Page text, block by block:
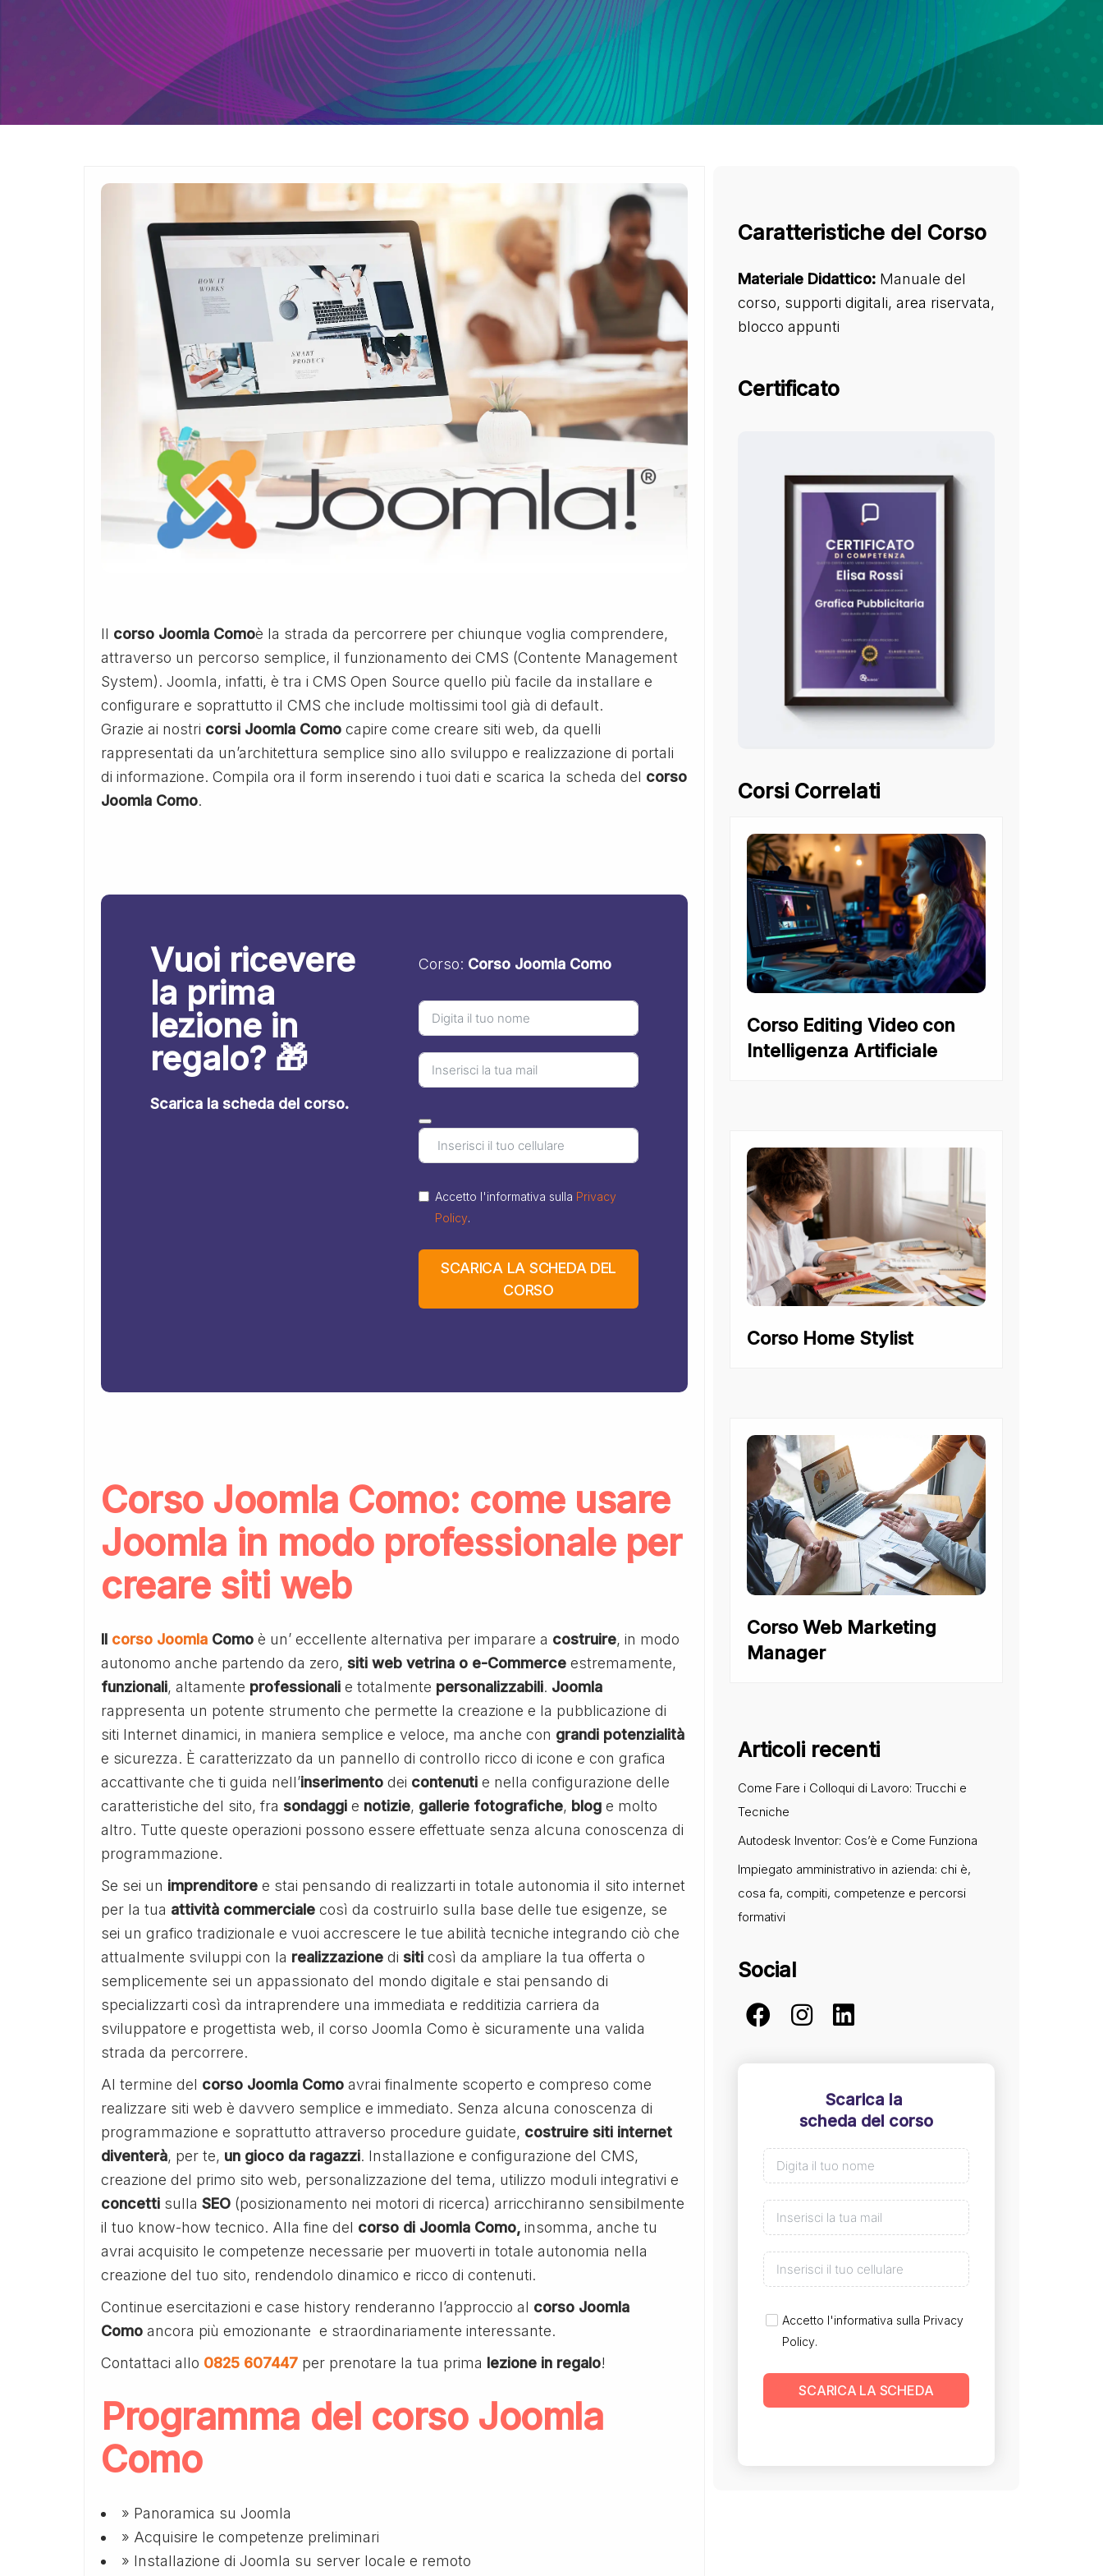
Il corso Joomla Comoè la strada da percorrere per chiunque voglia comprendere,
attraverso un percorso semplice, il funzionamento dei CMS (Contente Management
System). Joomla, infatti, è tra i CMS Open Source quello più facile da installare e
configurare e soprattutto il CMS che include moltissimi tool già di default.
Grazie ai nostri corsi Joomla Como capire come creare siti web, da quelli
rappresentati da un’architettura semplice sino allo sviluppo e realizzazione di portali
di informazione. Compila ora il form inserendo i tuoi dati e scarica la scheda del corso
Joomla Como.
Vuoi ricevere
la prima
lezione in
regalo? 🎁
Scarica la scheda del corso.
Corso: Corso Joomla Como
Accetto l'informativa sulla Privacy
Policy.
SCARICA LA SCHEDA DEL
CORSO
Corso Joomla Como: come usare
Joomla in modo professionale per
creare siti web
Il corso Joomla Como è un’ eccellente alternativa per imparare a costruire, in modo
autonomo anche partendo da zero, siti web vetrina o e-Commerce estremamente,
funzionali, altamente professionali e totalmente personalizzabili. Joomla
rappresenta un potente strumento che permette la creazione e la pubblicazione di
siti Internet dinamici, in maniera semplice e veloce, ma anche con grandi potenzialità
e sicurezza. È caratterizzato da un pannello di controllo ricco di icone e con grafica
accattivante che ti guida nell’inserimento dei contenuti e nella configurazione delle
caratteristiche del sito, fra sondaggi e notizie, gallerie fotografiche, blog e molto
altro. Tutte queste operazioni possono essere effettuate senza alcuna conoscenza di
programmazione.
Se sei un imprenditore e stai pensando di realizzarti in totale autonomia il sito internet
per la tua attività commerciale così da costruirlo sulla base delle tue esigenze, se
sei un grafico tradizionale e vuoi accrescere le tue abilità tecniche integrando ciò che
attualmente sviluppi con la realizzazione di siti così da ampliare la tua offerta o
semplicemente sei un appassionato del mondo digitale e stai pensando di
specializzarti così da intraprendere una immediata e redditizia carriera da
sviluppatore e progettista web, il corso Joomla Como è sicuramente una valida
strada da percorrere.
Al termine del corso Joomla Como avrai finalmente scoperto e compreso come
realizzare siti web è davvero semplice e immediato. Senza alcuna conoscenza di
programmazione e soprattutto attraverso procedure guidate, costruire siti internet
diventerà, per te, un gioco da ragazzi. Installazione e configurazione del CMS,
creazione del primo sito web, personalizzazione del tema, utilizzo moduli integrativi e
concetti sulla SEO (posizionamento nei motori di ricerca) arricchiranno sensibilmente
il tuo know-how tecnico. Alla fine del corso di Joomla Como, insomma, anche tu
avrai acquisito le competenze necessarie per muoverti in totale autonomia nella
creazione del tuo sito, rendendolo dinamico e ricco di contenuti.
Continue esercitazioni e case history renderanno l’approccio al corso Joomla
Como ancora più emozionante e straordinariamente interessante.
Contattaci allo 0825 607447 per prenotare la tua prima lezione in regalo!
Programma del corso Joomla
Como
» Panoramica su Joomla
» Acquisire le competenze preliminari
» Installazione di Joomla su server locale e remoto
Caratteristiche del Corso
Materiale Didattico:Manuale del
corso, supporti digitali, area riservata,
blocco appunti
Certificato
Corsi Correlati
Corso Editing Video con
Intelligenza Artificiale
Corso Home Stylist
Corso Web Marketing
Manager
Articoli recenti
Come Fare i Colloqui di Lavoro: Trucchi e
Tecniche
Autodesk Inventor: Cos’è e Come Funziona
Impiegato amministrativo in azienda: chi è,
cosa fa, compiti, competenze e percorsi
formativi
Social
Scarica la
scheda del corso
Accetto l'informativa sulla Privacy
Policy.
SCARICA LA SCHEDA